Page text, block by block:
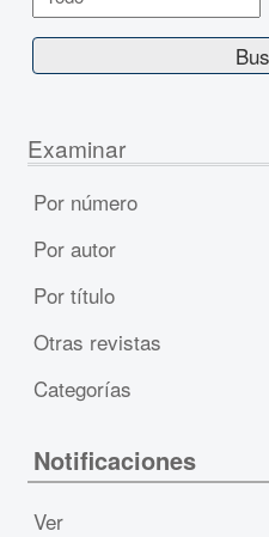
Examinar
Por número
Por autor
Por título
Otras revistas
Categorías
Notificaciones
Ver